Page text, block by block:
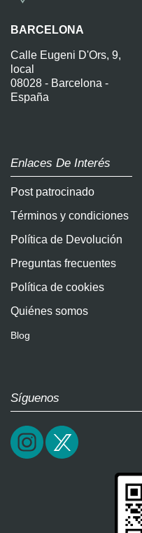
BARCELONA
Calle Eugeni D'Ors, 9,
local
08028 - Barcelona -
España
Enlaces De Interés
Post patrocinado
Términos y condiciones
Política de Devolución
Preguntas frecuentes
Política de cookies
Quiénes somos
Blog
Síguenos